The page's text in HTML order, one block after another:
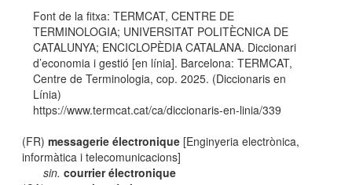
Font de la fitxa: TERMCAT, CENTRE DE
TERMINOLOGIA; UNIVERSITAT POLITÈCNICA DE
CATALUNYA; ENCICLOPÈDIA CATALANA. Diccionari
d’economia i gestió [en línia]. Barcelona: TERMCAT,
Centre de Terminologia, cop. 2025. (Diccionaris en
Línia)
https://www.termcat.cat/ca/diccionaris-en-linia/339
(FR)messagerie électronique [Enginyeria electrònica,
informàtica i telecomunicacions]
sin. courrier électronique